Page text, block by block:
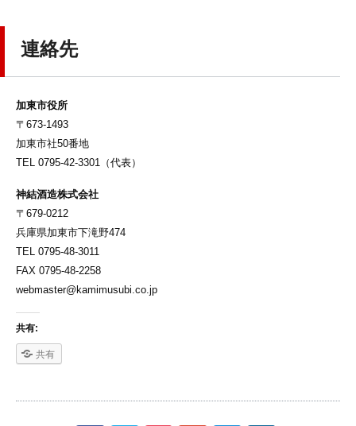
連絡先
加東市役所
〒673-1493
加東市社50番地
TEL 0795-42-3301（代表）
神結酒造株式会社
〒679-0212
兵庫県加東市下滝野474
TEL 0795-48-3011
FAX 0795-48-2258
webmaster@kamimusubi.co.jp
共有:
共有